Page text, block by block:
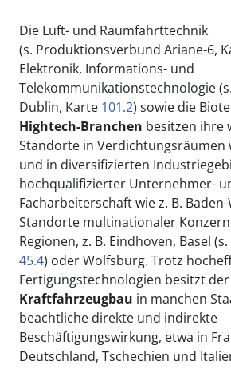
Die Luft- und Raumfahrttechnik
(s. Produktionsverbund Ariane-6,
Elektronik, Informations- und
Telekommunikationstechnologie
Dublin, Karte 101.2) sowie die
Hightech-Branchen besitzen ihre
Standorte in Verdichtungsräumen
und in diversifizierten
hochqualifizierter Unternehmer-
Facharbeiterschaft wie z. B.
Standorte multinationaler
Regionen, z. B. Eindhoven, Basel
45.4) oder Wolfsburg. Trotz
Fertigungstechnologien besitzt der
Kraftfahrzeugbau in manchen
beachtliche direkte und indirekte
Beschäftigungswirkung, etwa in
Deutschland, Tschechien und